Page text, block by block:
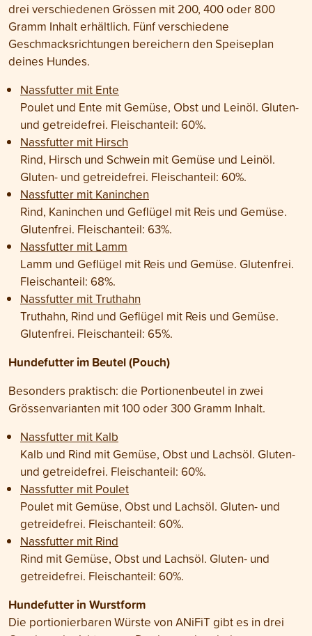
drei verschiedenen Grössen mit 200, 400 oder 800
Gramm Inhalt erhältlich. Fünf verschiedene
Geschmacksrichtungen bereichern den Speiseplan
deines Hundes.
Nassfutter mit Ente
Poulet und Ente mit Gemüse, Obst und Leinöl. Gluten-
und getreidefrei. Fleischanteil: 60%.
Nassfutter mit Hirsch
Rind, Hirsch und Schwein mit Gemüse und Leinöl.
Gluten- und getreidefrei. Fleischanteil: 60%.
Nassfutter mit Kaninchen
Rind, Kaninchen und Geflügel mit Reis und Gemüse.
Glutenfrei. Fleischanteil: 63%.
Nassfutter mit Lamm
Lamm und Geflügel mit Reis und Gemüse. Glutenfrei.
Fleischanteil: 68%.
Nassfutter mit Truthahn
Truthahn, Rind und Geflügel mit Reis und Gemüse.
Glutenfrei. Fleischanteil: 65%.
Hundefutter im Beutel (Pouch)
Besonders praktisch: die Portionenbeutel in zwei
Grössenvarianten mit 100 oder 300 Gramm Inhalt.
Nassfutter mit Kalb
Kalb und Rind mit Gemüse, Obst und Lachsöl. Gluten-
und getreidefrei. Fleischanteil: 60%.
Nassfutter mit Poulet
Poulet mit Gemüse, Obst und Lachsöl. Gluten- und
getreidefrei. Fleischanteil: 60%.
Nassfutter mit Rind
Rind mit Gemüse, Obst und Lachsöl. Gluten- und
getreidefrei. Fleischanteil: 60%.
Hundefutter in Wurstform
Die portionierbaren Würste von ANiFiT gibt es in drei